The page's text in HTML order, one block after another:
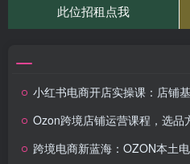
小红书电商开店实操课：店铺基础+商
Ozon跨境店铺运营课程，选品方向/本土爆款
跨境电商新蓝海：OZON本土电商全